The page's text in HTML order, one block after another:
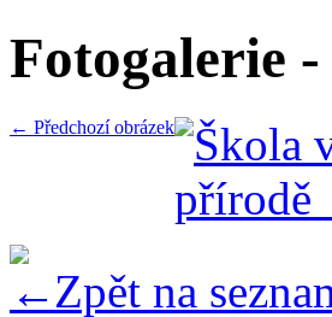
Fotogalerie
← Předchozí obrázek
Zpět na